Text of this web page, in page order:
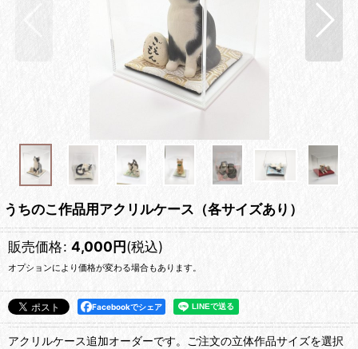
うちのこ作品用アクリルケース（各サイズあり）
販売価格: 4,000円(税込)
オプションにより価格が変わる場合もあります。
Facebookでシェア
アクリルケース追加オーダーです。ご注文の立体作品サイズを選択